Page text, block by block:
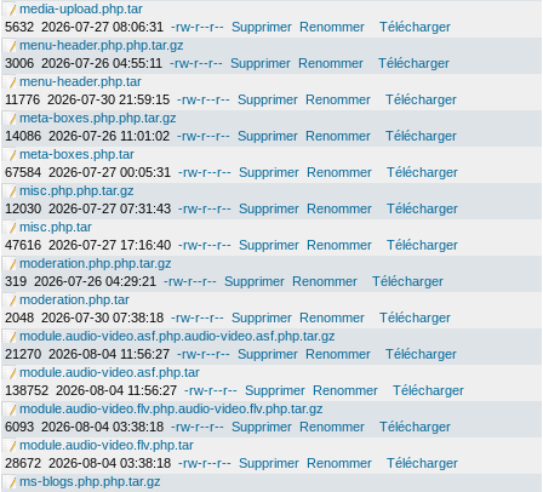
media-upload.php.tar
5632 2026-07-27 08:06:31 -rw-r--r-- Supprimer Renommer
Télécharger
menu-header.php.php.tar.gz
3006 2026-07-26 04:55:11 -rw-r--r-- Supprimer Renommer
Télécharger
menu-header.php.tar
11776 2026-07-30 21:59:15 -rw-r--r-- Supprimer Renommer
Télécharger
meta-boxes.php.php.tar.gz
14086 2026-07-26 11:01:02 -rw-r--r-- Supprimer Renommer
Télécharger
meta-boxes.php.tar
67584 2026-07-27 00:05:31 -rw-r--r-- Supprimer Renommer
Télécharger
misc.php.php.tar.gz
12030 2026-07-27 07:31:43 -rw-r--r-- Supprimer Renommer
Télécharger
misc.php.tar
47616 2026-07-27 17:16:40 -rw-r--r-- Supprimer Renommer
Télécharger
moderation.php.php.tar.gz
319 2026-07-26 04:29:21 -rw-r--r-- Supprimer Renommer
Télécharger
moderation.php.tar
2048 2026-07-30 07:38:18 -rw-r--r-- Supprimer Renommer
Télécharger
module.audio-video.asf.php.audio-video.asf.php.tar.gz
21270 2026-08-04 11:56:27 -rw-r--r-- Supprimer Renommer
Télécharger
module.audio-video.asf.php.tar
138752 2026-08-04 11:56:27 -rw-r--r-- Supprimer Renommer
Télécharger
module.audio-video.flv.php.audio-video.flv.php.tar.gz
6093 2026-08-04 03:38:18 -rw-r--r-- Supprimer Renommer
Télécharger
module.audio-video.flv.php.tar
28672 2026-08-04 03:38:18 -rw-r--r-- Supprimer Renommer
Télécharger
ms-blogs.php.php.tar.gz